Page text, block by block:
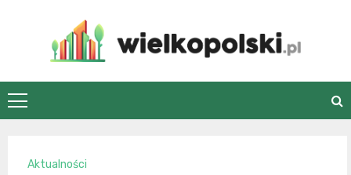
wielkopolski.pl
Aktualności